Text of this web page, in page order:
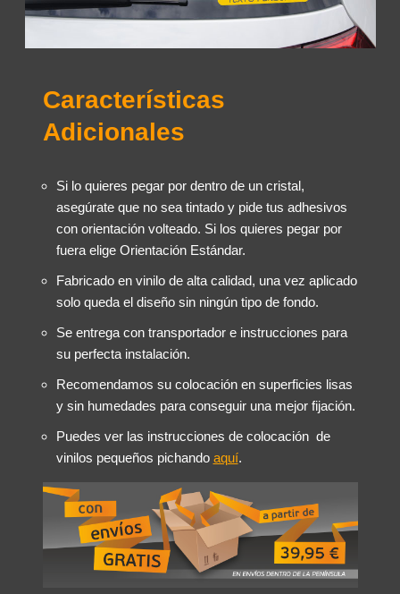
Características
Adicionales
Si lo quieres pegar por dentro de un cristal,
asegúrate que no sea tintado y pide tus adhesivos
con orientación volteado. Si los quieres pegar por
fuera elige Orientación Estándar.
Fabricado en vinilo de alta calidad, una vez aplicado
solo queda el diseño sin ningún tipo de fondo.
Se entrega con transportador e instrucciones para
su perfecta instalación.
Recomendamos su colocación en superficies lisas
y sin humedades para conseguir una mejor fijación.
Puedes ver las instrucciones de colocación de
vinilos pequeños pichando aquí.